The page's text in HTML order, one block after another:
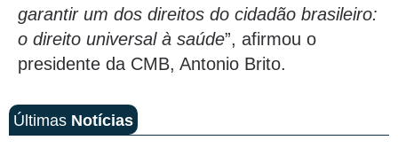
garantir um dos direitos do cidadão brasileiro:
o direito universal à saúde”, afirmou o
presidente da CMB, Antonio Brito.
Últimas Notícias